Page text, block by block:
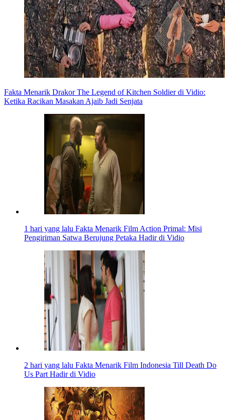
Fakta Menarik Drakor The Legend of Kitchen Soldier di Vidio:
Ketika Racikan Masakan Ajaib Jadi Senjata
1 hari yang lalu Fakta Menarik Film Action Primal: Misi
Pengiriman Satwa Berujung Petaka Hadir di Vidio
2 hari yang lalu Fakta Menarik Film Indonesia Till Death Do
Us Part Hadir di Vidio